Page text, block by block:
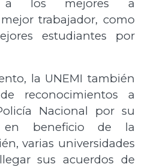
a los mejores a
trabajador, como
estudiantes por
la UNEMI también
reconocimientos a
Nacional por su
en beneficio de la
varias universidades
sus acuerdos de